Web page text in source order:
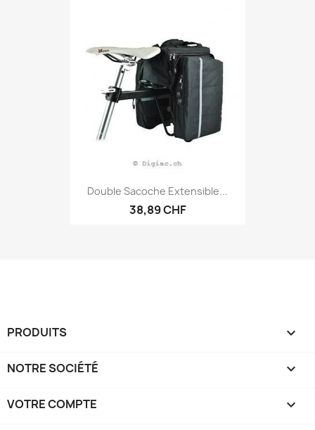
Double Sacoche Extensible...
38,89 CHF
PRODUITS 
NOTRE SOCIÉTÉ 
VOTRE COMPTE 